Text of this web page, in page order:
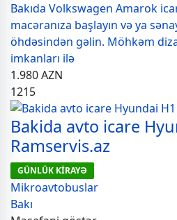
Bakıda Volkswagen Amarok
macəranıza başlayın və ya
öhdəsindən gəlin. Möhkəm
imkanları ilə
1.980AZN
1215
Bakida avto icare
Ramservis.az
GÜNLÜK KİRAYƏ
Mikroavtobuslar
Bakı